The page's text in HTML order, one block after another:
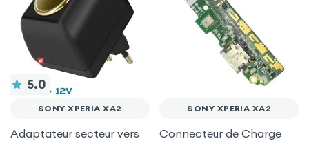
5.0
SONY XPERIA XA2
Adaptateur secteur vers
SONY XPERIA XA2
Connecteur de Charge